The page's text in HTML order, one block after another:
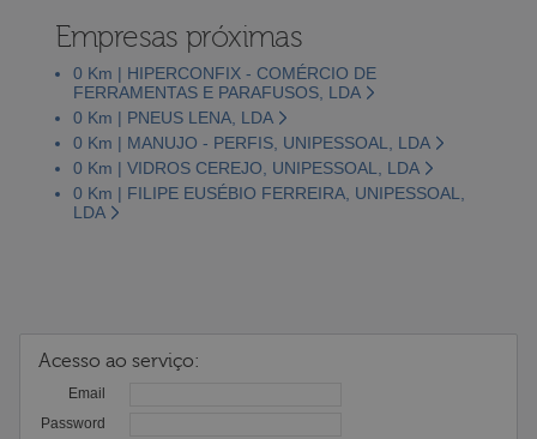
Empresas próximas
0 Km | HIPERCONFIX - COMÉRCIO DE
FERRAMENTAS E PARAFUSOS, LDA
0 Km | PNEUS LENA, LDA
0 Km | MANUJO - PERFIS, UNIPESSOAL, LDA
0 Km | VIDROS CEREJO, UNIPESSOAL, LDA
0 Km | FILIPE EUSÉBIO FERREIRA, UNIPESSOAL,
LDA
Acesso ao serviço:
Email
Password